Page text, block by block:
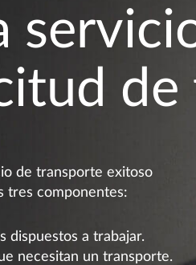
de
de transporte exitoso
tres componentes:
dispuestos a trabajar.
necesitan un transporte.